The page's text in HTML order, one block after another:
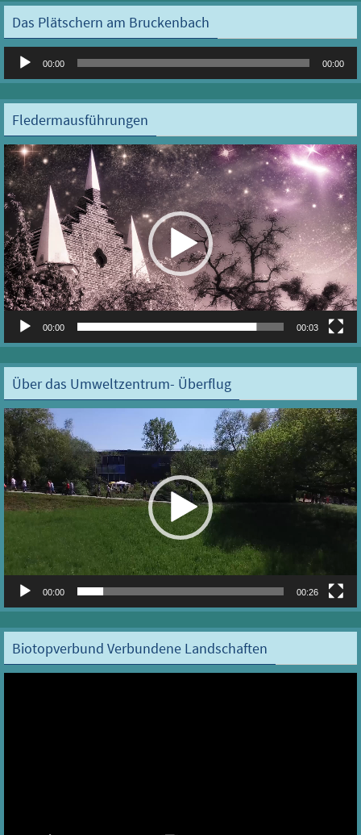
Das Plätschern am Bruckenbach
Audio-
00:00 00:00
Fledermausführungen
Video-
Player
00:00 00:03
Über das Umweltzentrum- Überflug
Video-
Player
00:00 00:26
Biotopverbund Verbundene Landschaften